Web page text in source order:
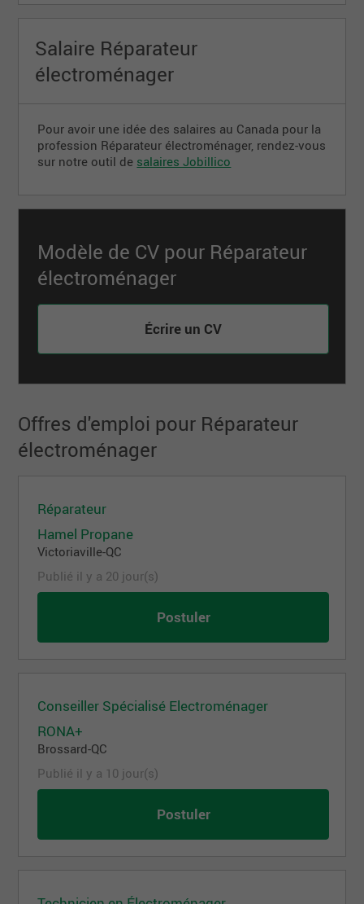
Salaire Réparateur
électroménager
Pour avoir une idée des salaires au Canada pour la
profession Réparateur électroménager, rendez-vous
sur notre outil de salaires Jobillico
Modèle de CV pour Réparateur
électroménager
Écrire un CV
Offres d'emploi pour Réparateur
électroménager
Réparateur
Hamel Propane
Victoriaville-QC
Publié il y a 20 jour(s)
Postuler
Conseiller Spécialisé Electroménager
RONA+
Brossard-QC
Publié il y a 10 jour(s)
Postuler